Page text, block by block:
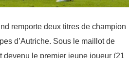
remporte deux titres de champion
d’Autriche. Sous le maillot de
devenu le premier jeune joueur (21